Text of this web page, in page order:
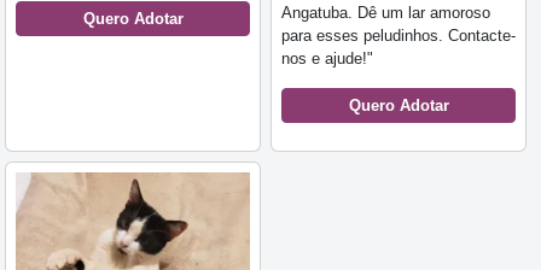
Quero Adotar
Angatuba. Dê um lar amoroso
para esses peludinhos. Contacte-
nos e ajude!"
Quero Adotar